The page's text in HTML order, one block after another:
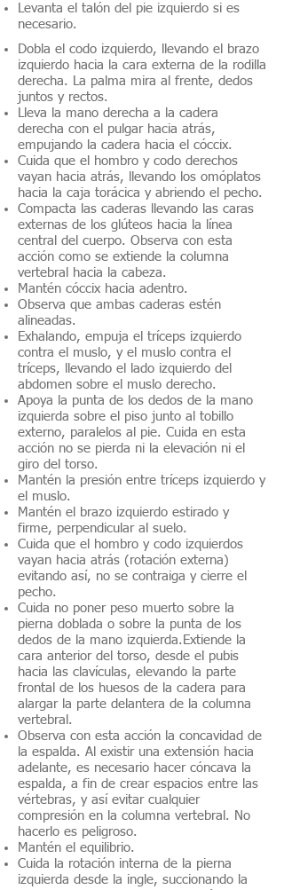
Levanta el talón del pie izquierdo si es
necesario.
Dobla el codo izquierdo, llevando el brazo
izquierdo hacia la cara externa de la rodilla
derecha. La palma mira al frente, dedos
juntos y rectos.
Lleva la mano derecha a la cadera
derecha con el pulgar hacia atrás,
empujando la cadera hacia el cóccix.
Cuida que el hombro y codo derechos
vayan hacia atrás, llevando los omóplatos
hacia la caja torácica y abriendo el pecho.
Compacta las caderas llevando las caras
externas de los glúteos hacia la línea
central del cuerpo. Observa con esta
acción como se extiende la columna
vertebral hacia la cabeza.
Mantén cóccix hacia adentro.
Observa que ambas caderas estén
alineadas.
Exhalando, empuja el tríceps izquierdo
contra el muslo, y el muslo contra el
tríceps, llevando el lado izquierdo del
abdomen sobre el muslo derecho.
Apoya la punta de los dedos de la mano
izquierda sobre el piso junto al tobillo
externo, paralelos al pie. Cuida en esta
acción no se pierda ni la elevación ni el
giro del torso.
Mantén la presión entre tríceps izquierdo y
el muslo.
Mantén el brazo izquierdo estirado y
firme, perpendicular al suelo.
Cuida que el hombro y codo izquierdos
vayan hacia atrás (rotación externa)
evitando así, no se contraiga y cierre el
pecho.
Cuida no poner peso muerto sobre la
pierna doblada o sobre la punta de los
dedos de la mano izquierda.Extiende la
cara anterior del torso, desde el pubis
hacia las clavículas, elevando la parte
frontal de los huesos de la cadera para
alargar la parte delantera de la columna
vertebral.
Observa con esta acción la concavidad de
la espalda. Al existir una extensión hacia
adelante, es necesario hacer cóncava la
espalda, a fin de crear espacios entre las
vértebras, y así evitar cualquier
compresión en la columna vertebral. No
hacerlo es peligroso.
Mantén el equilibrio.
Cuida la rotación interna de la pierna
izquierda desde la ingle, succionando la